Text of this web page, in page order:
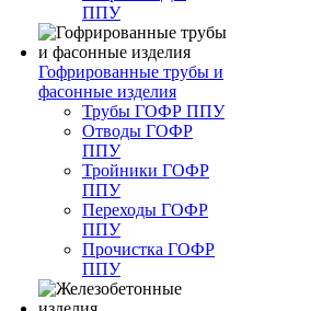
ППУ
Гофрированные трубы и
фасонные изделия
Трубы ГОФР ППУ
Отводы ГОФР
ППУ
Тройники ГОФР
ППУ
Переходы ГОФР
ППУ
Прочистка ГОФР
ППУ